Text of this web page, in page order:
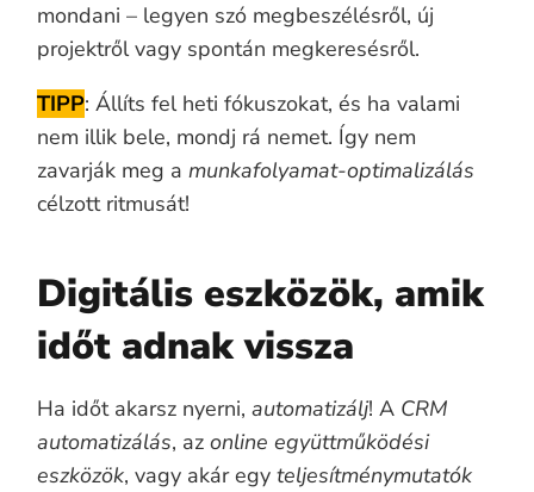
mondani – legyen szó megbeszélésről, új
projektről vagy spontán megkeresésről.
TIPP: Állíts fel heti fókuszokat, és ha valami
nem illik bele, mondj rá nemet. Így nem
zavarják meg a munkafolyamat-optimalizálás
célzott ritmusát!
Digitális eszközök, amik
időt adnak vissza
Ha időt akarsz nyerni, automatizálj! A CRM
automatizálás, az online együttműködési
eszközök, vagy akár egy teljesítménymutatók